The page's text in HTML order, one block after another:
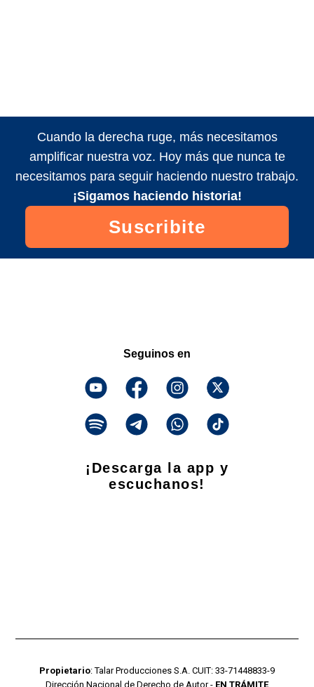
Cuando la derecha ruge, más necesitamos
amplificar nuestra voz. Hoy más que nunca te
necesitamos para seguir haciendo nuestro trabajo.
¡Sigamos haciendo historia!
Suscribite
Seguinos en
¡Descarga la app y
escuchanos!
Propietario: Talar Producciones S.A. CUIT: 33-71448833-9
Dirección Nacional de Derecho de Autor - EN TRÁMITE